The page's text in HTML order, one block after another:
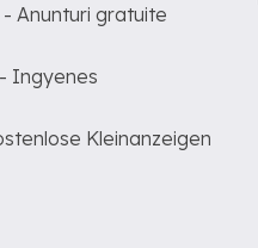
- Anunturi gratuite
- Ingyenes
Kleinanzeigen